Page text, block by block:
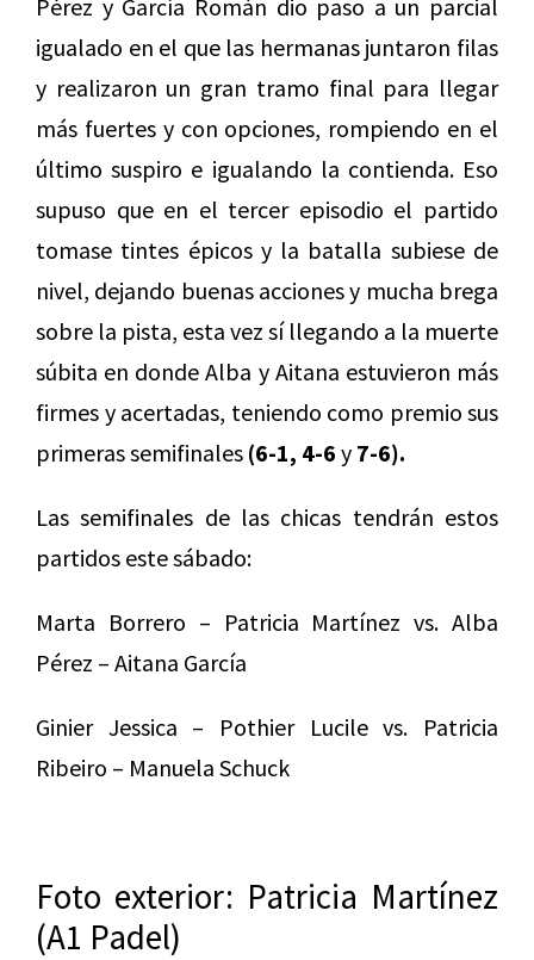
Pérez y García Román dio paso a un parcial
igualado en el que las hermanas juntaron filas
y realizaron un gran tramo final para llegar
más fuertes y con opciones, rompiendo en el
último suspiro e igualando la contienda. Eso
supuso que en el tercer episodio el partido
tomase tintes épicos y la batalla subiese de
nivel, dejando buenas acciones y mucha brega
sobre la pista, esta vez sí llegando a la muerte
súbita en donde Alba y Aitana estuvieron más
firmes y acertadas, teniendo como premio sus
primeras semifinales (6-1, 4-6 y 7-6).
Las semifinales de las chicas tendrán estos
partidos este sábado:
Marta Borrero – Patricia Martínez vs. Alba
Pérez – Aitana García
Ginier Jessica – Pothier Lucile vs. Patricia
Ribeiro – Manuela Schuck
Foto exterior: Patricia Martínez
(A1 Padel)